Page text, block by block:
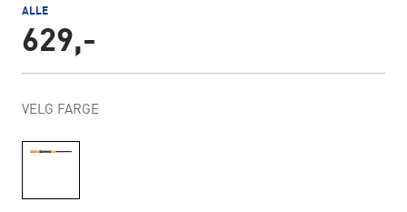
ALLE
629,-
VELG FARGE